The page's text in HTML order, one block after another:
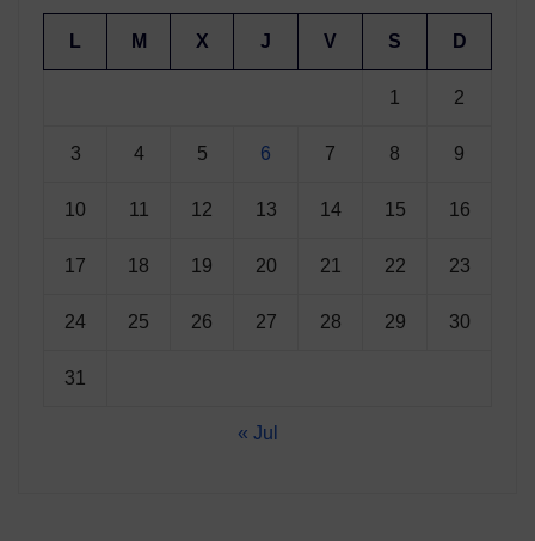
L M X J V S D
1 2
3 4 5 6 7 8 9
10 11 12 13 14 15 16
17 18 19 20 21 22 23
24 25 26 27 28 29 30
31
« Jul